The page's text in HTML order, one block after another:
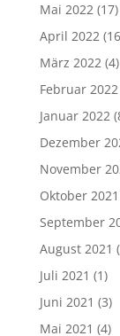
Mai 2022(17)
April 2022
März 2022(4)
Februar 2022
Januar 2022
Dezember
November
Oktober 2021
September
August 2021
Juli 2021 (1)
Juni 2021 (3)
Mai 2021 (4)